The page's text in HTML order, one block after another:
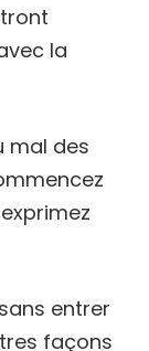
la
mal des
entrer
façons